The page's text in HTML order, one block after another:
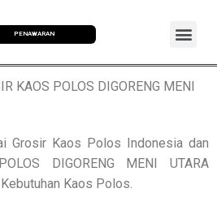
PENAWARAN
KAOS POLOS DIGORENG MENI
Grosir Kaos Polos Indonesia dan
DIGORENG MENI UTARA
Kaos Polos.